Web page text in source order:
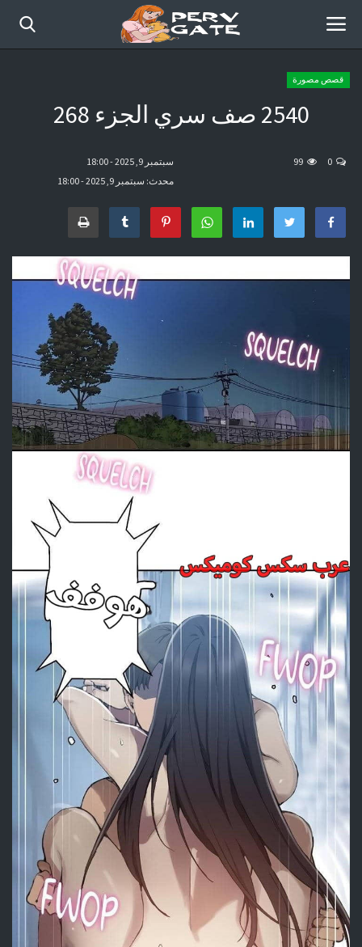
الرئيسية
موقع عرب سكس كوميكس
قصص مصورة
2540 صف سري الجزء 268
سبتمبر 9, 2025 - 18:00
محدث: سبتمبر 9, 2025 - 18:00
0
99